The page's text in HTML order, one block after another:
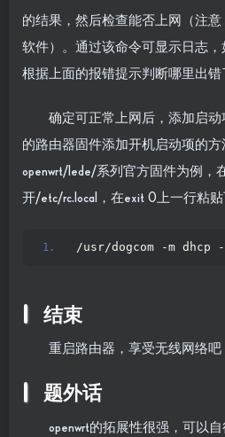
的结果，然后检查能否上网（注
软件）。通过该命令可显示日志
根据上面的报错提示判断哪里出错
确定可正常上网后，添加启
的路由器固件添加开机启动项的
openwrt/lede/系列官方固件为例，
开/etc/rc.local，在exit 0上一行粘
/usr/dogcom -m dhcp
结束
重启路由器，享受无线网络吧
题外话
openwrt的拓展性很强，可以